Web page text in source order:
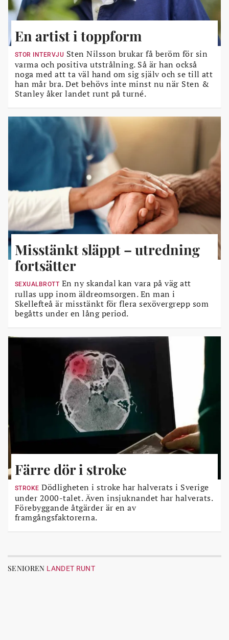
En artist i toppform
STOR INTERVJU Sten Nilsson brukar få beröm för sin
varma och positiva utstrålning. Så är han också
noga med att ta väl hand om sig själv och se till att
han mår bra. Det behövs inte minst nu när Sten &
Stanley åker landet runt på turné.
Misstänkt släppt – utredning
fortsätter
SEXUALBROTT En ny skandal kan vara på väg att
rullas upp inom äldreomsorgen. En man i
Skellefteå är misstänkt för flera sexövergrepp som
begåtts under en lång period.
Färre dör i stroke
STROKE Dödligheten i stroke har halverats i Sverige
under 2000-talet. Även insjuknandet har halverats.
Förebyggande åtgärder är en av
framgångsfaktorerna.
SENIOREN LANDET RUNT